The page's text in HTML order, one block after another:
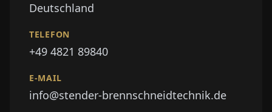
Deutschland
TELEFON
+49 4821 89840
E-MAIL
info@stender-brennschneidtechnik.de